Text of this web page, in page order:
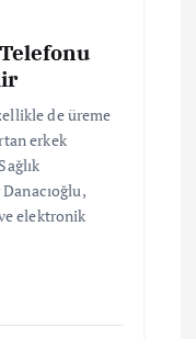
de üreme
erkek
elektronik